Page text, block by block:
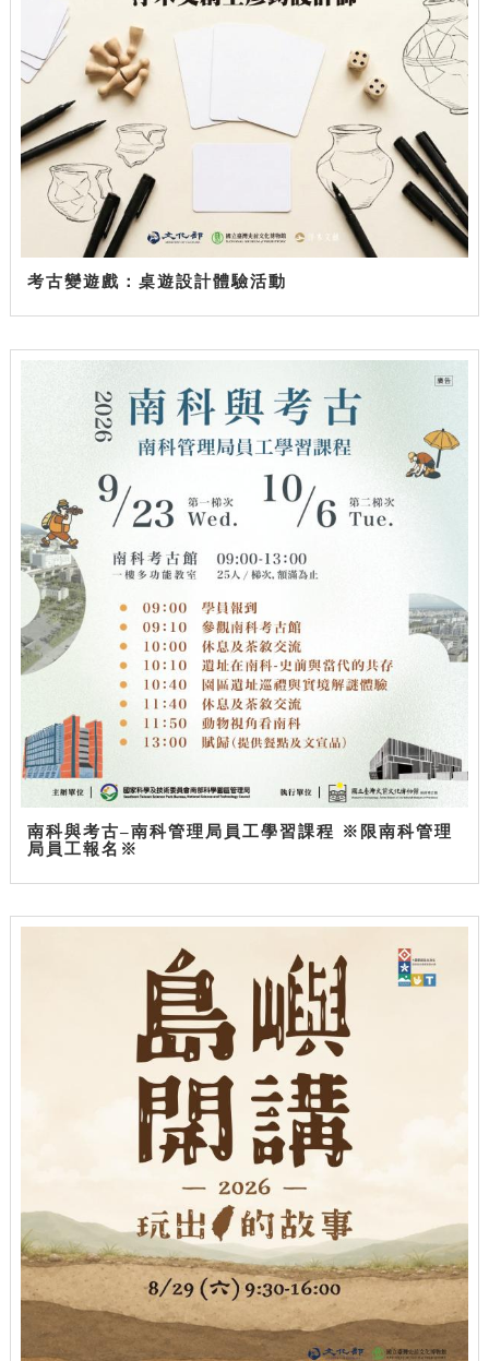
考古變遊戲：桌遊設計體驗活動
南科與考古–南科管理局員工學習課程 ※限南科管理
局員工報名※